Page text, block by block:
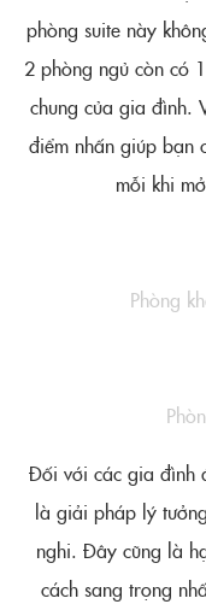
phòng suite này
2 phòng ngủ còn có
chung của gia đình.
điểm nhấn giúp bạn
mỗi khi
Phòng
Đối với các gia đình
là giải pháp lý
nghi. Đây cũng là
cách sang trọng